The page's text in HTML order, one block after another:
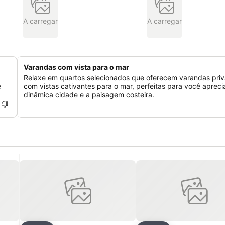
A carregar A carregar
Varandas com vista para o mar
Relaxe em quartos selecionados que oferecem varandas
com vistas cativantes para o mar, perfeitas para você
dinâmica cidade e a paisagem costeira.